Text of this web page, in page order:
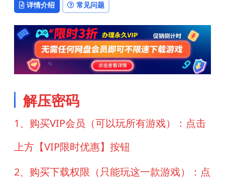
详情介绍 常见问题
解压密码
1、购买VIP会员（可以玩所有游戏）：点击
上方【VIP限时优惠】按钮
2、购买下载权限（只能玩这一款游戏）：点